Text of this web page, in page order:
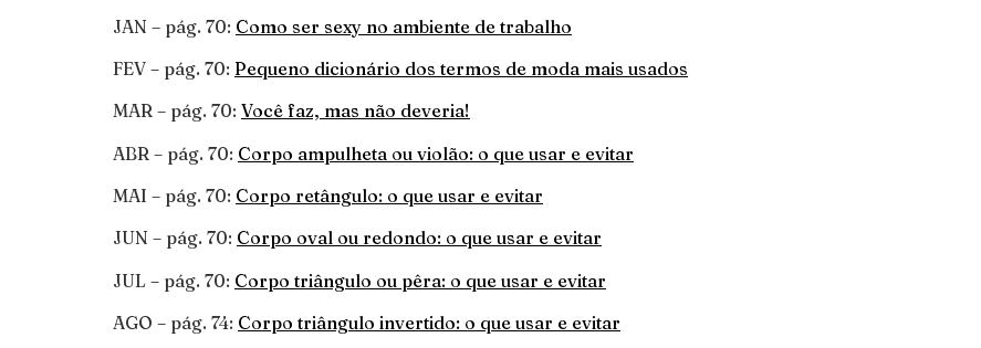
JAN – pág. 70: Como ser sexy no ambiente de trabalho
FEV – pág. 70: Pequeno dicionário dos termos de moda mais usados
MAR – pág. 70: Você faz, mas não deveria!
ABR – pág. 70: Corpo ampulheta ou violão: o que usar e evitar
MAI – pág. 70: Corpo retângulo: o que usar e evitar
JUN – pág. 70: Corpo oval ou redondo: o que usar e evitar
JUL – pág. 70: Corpo triângulo ou pêra: o que usar e evitar
AGO – pág. 74: Corpo triângulo invertido: o que usar e evitar